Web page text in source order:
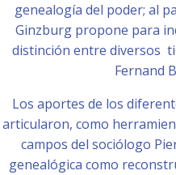
genealogía del poder; al
Ginzburg propone para
distinción entre diversos
Fernand
Los aportes de los
articularon, como
campos del sociólogo
genealógica como